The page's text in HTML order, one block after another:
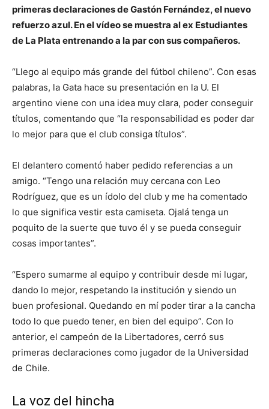
primeras declaraciones de Gastón Fernández, el nuevo
refuerzo azul. En el vídeo se muestra al ex Estudiantes
de La Plata entrenando a la par con sus compañeros.
“Llego al equipo más grande del fútbol chileno”. Con esas
palabras, la Gata hace su presentación en la U. El
argentino viene con una idea muy clara, poder conseguir
títulos, comentando que “la responsabilidad es poder dar
lo mejor para que el club consiga títulos”.
El delantero comentó haber pedido referencias a un
amigo. “Tengo una relación muy cercana con Leo
Rodríguez, que es un ídolo del club y me ha comentado
lo que significa vestir esta camiseta. Ojalá tenga un
poquito de la suerte que tuvo él y se pueda conseguir
cosas importantes”.
“Espero sumarme al equipo y contribuir desde mi lugar,
dando lo mejor, respetando la institución y siendo un
buen profesional. Quedando en mí poder tirar a la cancha
todo lo que puedo tener, en bien del equipo”. Con lo
anterior, el campeón de la Libertadores, cerró sus
primeras declaraciones como jugador de la Universidad
de Chile.
La voz del hincha